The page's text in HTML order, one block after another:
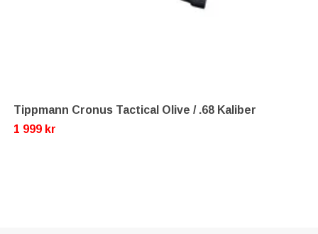
Tippmann Cronus Tactical Olive / .68 Kaliber
1 999 kr